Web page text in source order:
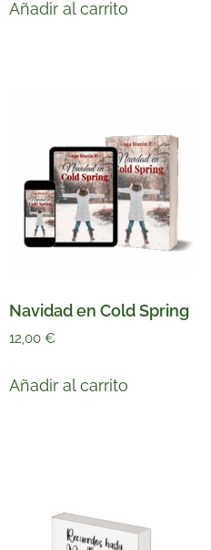
Añadir al carrito
Navidad en Cold Spring
12,00 €
Añadir al carrito